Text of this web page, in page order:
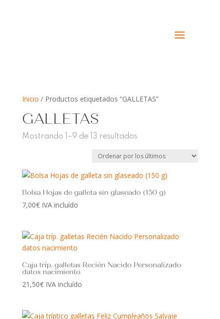
Inicio / Productos etiquetados “GALLETAS”
GALLETAS
Mostrando 1–9 de 13 resultadosOrdenado
los
Bolsa Hojas de galleta sin glaseado (150 g)
7,00€ IVA incluído
Caja tríp. galletas Recién Nacido Personalizado
datos nacimiento
21,50€ IVA incluído